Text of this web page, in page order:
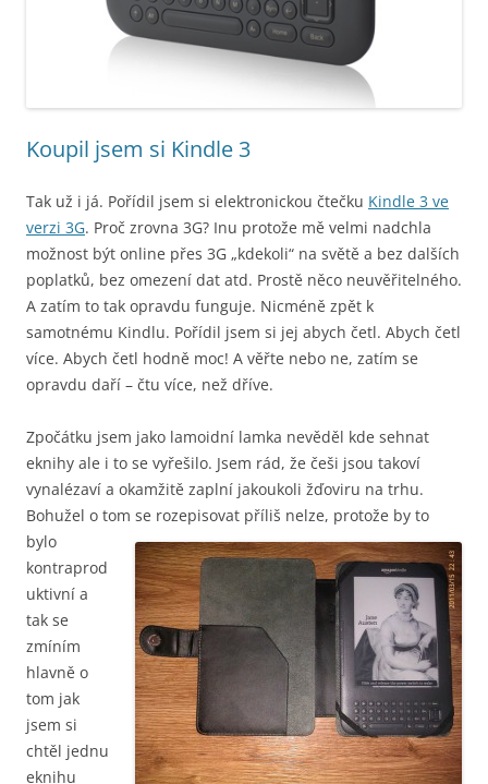
Koupil jsem si Kindle 3
Tak už i já. Pořídil jsem si elektronickou čtečku Kindle 3 ve
verzi 3G. Proč zrovna 3G? Inu protože mě velmi nadchla
možnost být online přes 3G „kdekoli“ na světě a bez dalších
poplatků, bez omezení dat atd. Prostě něco neuvěřitelného.
A zatím to tak opravdu funguje. Nicméně zpět k
samotnému Kindlu. Pořídil jsem si jej abych četl. Abych četl
více. Abych četl hodně moc! A věřte nebo ne, zatím se
opravdu daří – čtu více, než dříve.
Zpočátku jsem jako lamoidní lamka nevěděl kde sehnat
eknihy ale i to se vyřešilo. Jsem rád, že češi jsou takoví
vynalézaví a okamžitě zaplní jakoukoli žďoviru na trhu.
Bohužel o tom se rozepisovat příliš nelze, protože by to
bylo
kontraprod
uktivní a
tak se
zmíním
hlavně o
tom jak
jsem si
chtěl jednu
eknihu